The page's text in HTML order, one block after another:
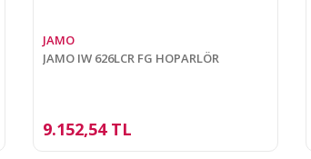
JAMO
JAMO IW 626LCR FG HOPARLÖR
9.152,54 TL